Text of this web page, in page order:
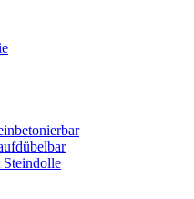
Steindolle